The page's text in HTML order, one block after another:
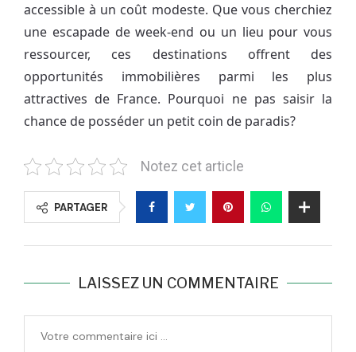
accessible à un coût modeste. Que vous cherchiez
une escapade de week-end ou un lieu pour vous
ressourcer, ces destinations offrent des
opportunités immobilières parmi les plus
attractives de France. Pourquoi ne pas saisir la
chance de posséder un petit coin de paradis?
Notez cet article
PARTAGER
LAISSEZ UN COMMENTAIRE